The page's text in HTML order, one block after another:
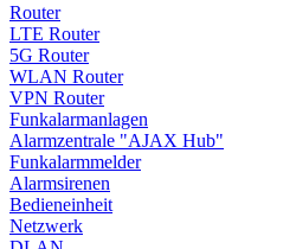
Router
LTE Router
5G Router
WLAN Router
VPN Router
Funkalarmanlagen
Alarmzentrale "AJAX Hub"
Funkalarmmelder
Alarmsirenen
Bedieneinheit
Netzwerk